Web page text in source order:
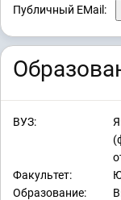
Публичный EMail:
ВУЗ:
Факультет:
Образование: